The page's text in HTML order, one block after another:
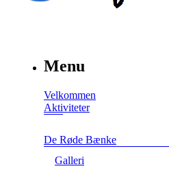
Menu
Velkommen
Aktiviteter
De Røde Bænke
Galleri